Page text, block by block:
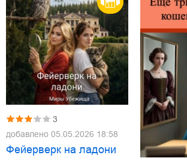
3
добавлено 05.05.2026 18:58
Фейерверк на ладони